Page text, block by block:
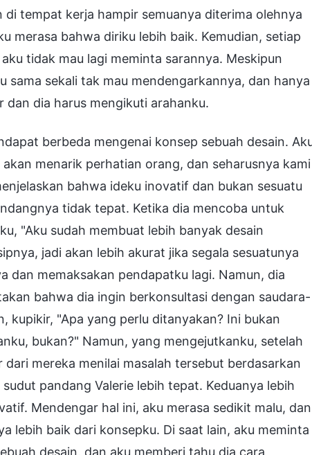
tempat kerja hampir semuanya diterima olehnya
merasa bahwa diriku lebih baik. Kemudian, setiap
tidak mau lagi meminta sarannya. Meskipun
sekali tak mau mendengarkannya, dan hanya
dia harus mengikuti arahanku.
berbeda mengenai konsep sebuah desain.
menarik perhatian orang, dan seharusnya kami
bahwa ideku inovatif dan bukan sesuatu
tidak tepat. Ketika dia mencoba untuk
"Aku sudah membuat lebih banyak desain
jadi akan lebih akurat jika segala sesuatunya
dan memaksakan pendapatku lagi. Namun, dia
bahwa dia ingin berkonsultasi dengan saudara-
kupikir, "Apa yang perlu ditanyakan? Ini bukan
bukan?" Namun, yang mengejutkanku, setelah
mereka menilai masalah tersebut berdasarkan
pandang Valerie lebih tepat. Keduanya lebih
Mendengar hal ini, aku merasa sedikit malu, dan
lebih baik dari konsepku. Di saat lain, aku meminta
desain, dan aku memberi tahu dia cara